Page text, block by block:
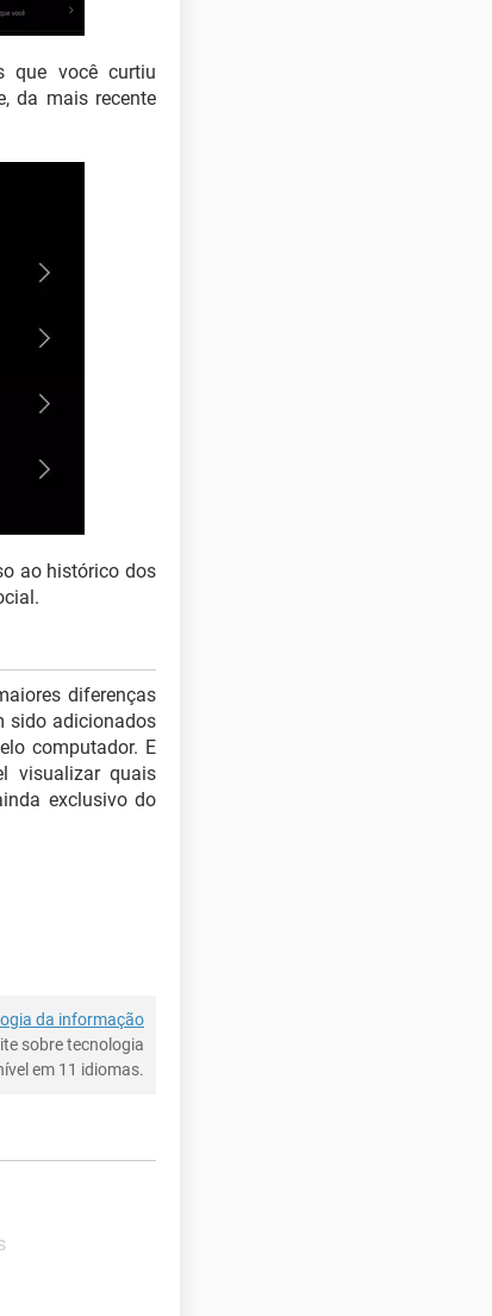
que você curtiu
da mais recente
ao histórico dos
diferenças
sido adicionados
computador. E
visualizar quais
exclusivo do
da informação
sobre tecnologia
em 11 idiomas.